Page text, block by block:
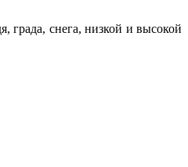
града, снега, низкой и высокой